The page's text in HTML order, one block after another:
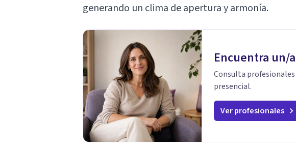
generando un clima de apertura y armonía.
Encuentra un/
Consulta
presencial.
Ver profesionales